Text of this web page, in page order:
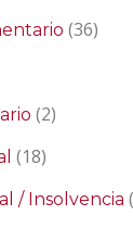
(36)
(2)
(18)
/ Insolvencia